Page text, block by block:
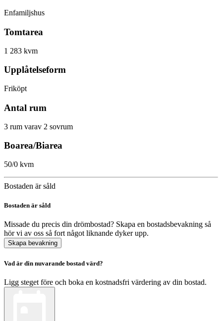
Enfamiljshus
Tomtarea
1 283 kvm
Upplåtelseform
Friköpt
Antal rum
3 rum varav 2 sovrum
Boarea/Biarea
50/0 kvm
Bostaden är såld
Bostaden är såld
Missade du precis din drömbostad? Skapa en bostadsbevakning så
hör vi av oss så fort något liknande dyker upp.
Skapa bevakning
Vad är din nuvarande bostad värd?
Ligg steget före och boka en kostnadsfri värdering av din bostad.